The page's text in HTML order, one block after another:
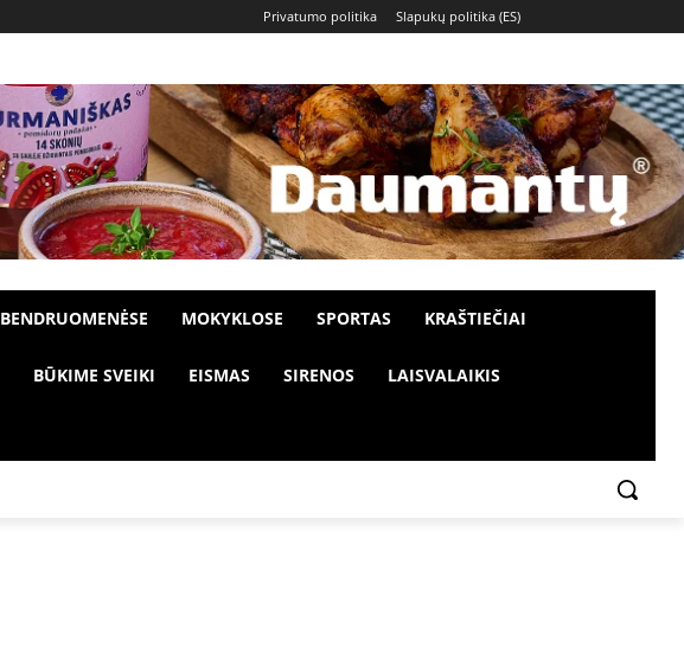
Privatumo politika Slapukų politika (ES)
BENDRUOMENĖSE MOKYKLOSE SPORTAS KRAŠTIEČIAI
BŪKIME SVEIKI EISMAS SIRENOS LAISVALAIKIS